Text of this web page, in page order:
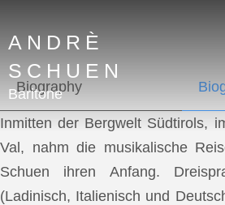
ANDRÈ
SCHUEN
Baritone
Biography
Inmitten der Bergwelt Südtirols,
Val, nahm die musikalische
Schuen ihren Anfang.
(Ladinisch, Italienisch und